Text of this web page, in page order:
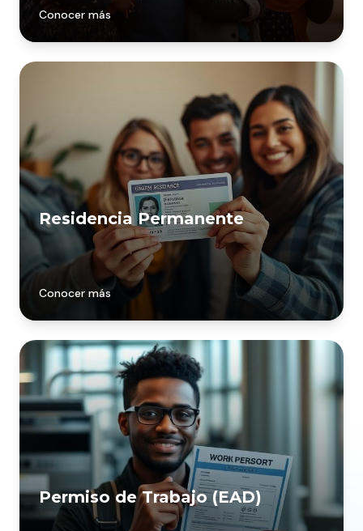
Conocer más
Residencia Permanente
Conocer más
Permiso de Trabajo (EAD)